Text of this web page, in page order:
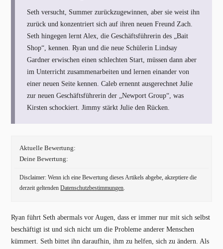
Seth versucht, Summer zurückzugewinnen, aber sie weist ihn
zurück und konzentriert sich auf ihren neuen Freund Zach.
Seth hingegen lernt Alex, die Geschäftsführerin des „Bait
Shop“, kennen. Ryan und die neue Schülerin Lindsay
Gardner erwischen einen schlechten Start, müssen dann aber
im Unterricht zusammenarbeiten und lernen einander von
einer neuen Seite kennen. Caleb ernennt ausgerechnet Julie
zur neuen Geschäftsführerin der „Newport Group“, was
Kirsten schockiert. Jimmy stärkt Julie den Rücken.
Aktuelle Bewertung:
Deine Bewertung:
Disclaimer: Wenn ich eine Bewertung dieses Artikels abgebe, akzeptiere die
derzeit geltendenDatenschutzbestimmungen.
Ryan führt Seth abermals vor Augen, dass er immer nur mit sich selbst
beschäftigt ist und sich nicht um die Probleme anderer Menschen
kümmert. Seth bittet ihn daraufhin, ihm zu helfen, sich zu ändern. Als